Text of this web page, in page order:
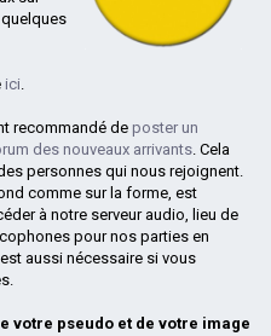
ici.
recommandé de poster un
des nouveaux arrivants. Cela
personnes qui nous rejoignent.
comme sur la forme, est
à notre serveur audio, lieu de
pour nos parties en
aussi nécessaire si vous
votre pseudo et de votre image